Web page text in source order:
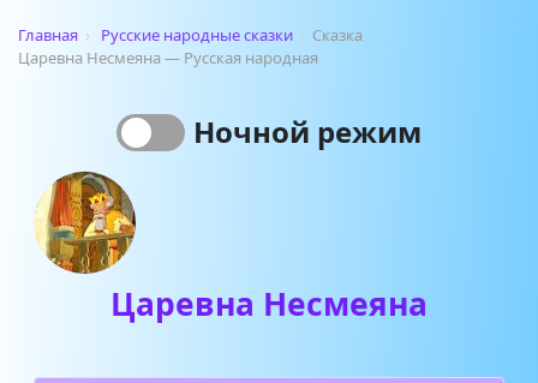
Главная › Русские народные сказки › Сказка
Царевна Несмеяна — Русская народная
Ночной режим
Царевна Несмеяна